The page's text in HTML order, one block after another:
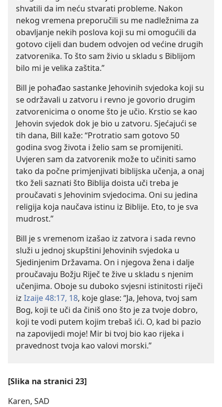
shvatili da im neću stvarati probleme. Nakon
nekog vremena preporučili su me nadležnima za
obavljanje nekih poslova koji su mi omogućili da
gotovo cijeli dan budem odvojen od većine drugih
zatvorenika. To što sam živio u skladu s Biblijom
bilo mi je velika zaštita.”
Bill je pohađao sastanke Jehovinih svjedoka koji su
se održavali u zatvoru i revno je govorio drugim
zatvorenicima o onome što je učio. Krstio se kao
Jehovin svjedok dok je bio u zatvoru. Sjećajući se
tih dana, Bill kaže: “Protratio sam gotovo 50
godina svog života i želio sam se promijeniti.
Uvjeren sam da zatvorenik može to učiniti samo
tako da počne primjenjivati biblijska učenja, a onaj
tko želi saznati što Biblija doista uči treba je
proučavati s Jehovinim svjedocima. Oni su jedina
religija koja naučava istinu iz Biblije. Eto, to je sva
mudrost.”
Bill je s vremenom izašao iz zatvora i sada revno
služi u jednoj skupštini Jehovinih svjedoka u
Sjedinjenim Državama. On i njegova žena i dalje
proučavaju Božju Riječ te žive u skladu s njenim
učenjima. Oboje su duboko svjesni istinitosti riječi
iz Izaije 48:17, 18, koje glase: “Ja, Jehova, tvoj sam
Bog, koji te uči da činiš ono što je za tvoje dobro,
koji te vodi putem kojim trebaš ići. O, kad bi pazio
na zapovijedi moje! Mir bi tvoj bio kao rijeka i
pravednost tvoja kao valovi morski.”
[Slika na stranici 23]
Karen, SAD